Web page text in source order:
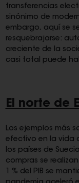
transferencias
sinónimo de
embargo, aquí se
resquebrajarse:
creciente de la
casi total puede
El norte de
Los ejemplos más
efectivo en la vida
los países de
compras se
1 % del PIB se